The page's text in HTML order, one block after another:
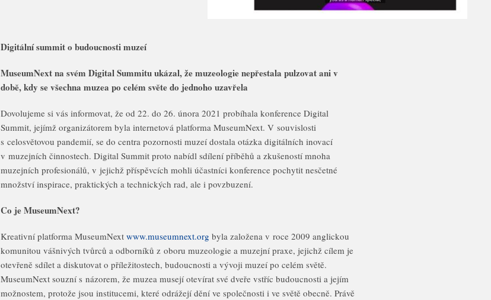
Digitální summit o budoucnosti muzeí
MuseumNext na svém Digital Summitu ukázal, že muzeologie nepřestala pulzovat ani v
době, kdy se všechna muzea po celém světe do jednoho uzavřela
Dovolujeme si vás informovat, že od 22. do 26. února 2021 probíhala konference Digital
Summit, jejímž organizátorem byla internetová platforma MuseumNext. V souvislosti
s celosvětovou pandemií, se do centra pozornosti muzeí dostala otázka digitálních inovací
v muzejních činnostech. Digital Summit proto nabídl sdílení příběhů a zkušeností mnoha
muzejních profesionálů, v jejichž příspěvcích mohli účastníci konference pochytit nesčetné
množství inspirace, praktických a technických rad, ale i povzbuzení.
Co je MuseumNext?
Kreativní platforma MuseumNext www.museumnext.org byla založena v roce 2009 anglickou
komunitou vášnivých tvůrců a odborníků z oboru muzeologie a muzejní praxe, jejichž cílem je
otevřeně sdílet a diskutovat o příležitostech, budoucnosti a vývoji muzeí po celém světě.
MuseumNext souzní s názorem, že muzea musejí otevírat své dveře vstříc budoucnosti a jejím
možnostem, protože jsou institucemi, které odrážejí dění ve společnosti i ve světě obecně. Právě